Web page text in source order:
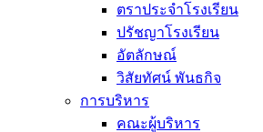
ตราประจำโรงเรียน
ปรัชญาโรงเรียน
อัตลักษณ์
วิสัยทัศน์ พันธกิจ
การบริหาร
คณะผู้บริหาร